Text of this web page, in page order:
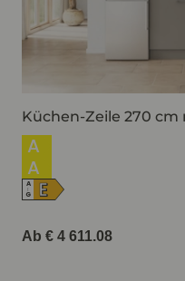
Küchen-Zeile 270
A
A
A
↑G E
Ab € 4 611.08